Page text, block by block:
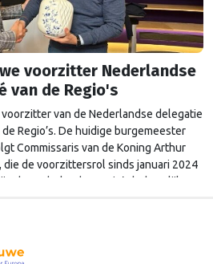
voorzitter Nederlandse
van de Regio's
van de Nederlandse delegatie
Regio’s. De huidige burgemeester
Commissaris van de Koning Arthur
die de voorzittersrol sinds januari 2024
de Nederlandse regio’s behoorlijk